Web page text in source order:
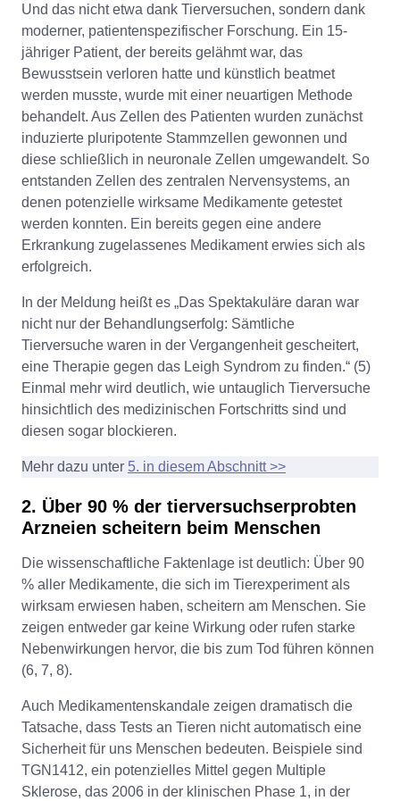
Und das nicht etwa dank Tierversuchen, sondern dank
moderner, patientenspezifischer Forschung. Ein 15-
jähriger Patient, der bereits gelähmt war, das
Bewusstsein verloren hatte und künstlich beatmet
werden musste, wurde mit einer neuartigen Methode
behandelt. Aus Zellen des Patienten wurden zunächst
induzierte pluripotente Stammzellen gewonnen und
diese schließlich in neuronale Zellen umgewandelt. So
entstanden Zellen des zentralen Nervensystems, an
denen potenzielle wirksame Medikamente getestet
werden konnten. Ein bereits gegen eine andere
Erkrankung zugelassenes Medikament erwies sich als
erfolgreich.
In der Meldung heißt es „Das Spektakuläre daran war
nicht nur der Behandlungserfolg: Sämtliche
Tierversuche waren in der Vergangenheit gescheitert,
eine Therapie gegen das Leigh Syndrom zu finden.“ (5)
Einmal mehr wird deutlich, wie untauglich Tierversuche
hinsichtlich des medizinischen Fortschritts sind und
diesen sogar blockieren.
Mehr dazu unter 5. in diesem Abschnitt >>
2. Über 90 % der tierversuchserprobten
Arzneien scheitern beim Menschen
Die wissenschaftliche Faktenlage ist deutlich: Über 90
% aller Medikamente, die sich im Tierexperiment als
wirksam erwiesen haben, scheitern am Menschen. Sie
zeigen entweder gar keine Wirkung oder rufen starke
Nebenwirkungen hervor, die bis zum Tod führen können
(6, 7, 8).
Auch Medikamentenskandale zeigen dramatisch die
Tatsache, dass Tests an Tieren nicht automatisch eine
Sicherheit für uns Menschen bedeuten. Beispiele sind
TGN1412, ein potenzielles Mittel gegen Multiple
Sklerose, das 2006 in der klinischen Phase 1, in der